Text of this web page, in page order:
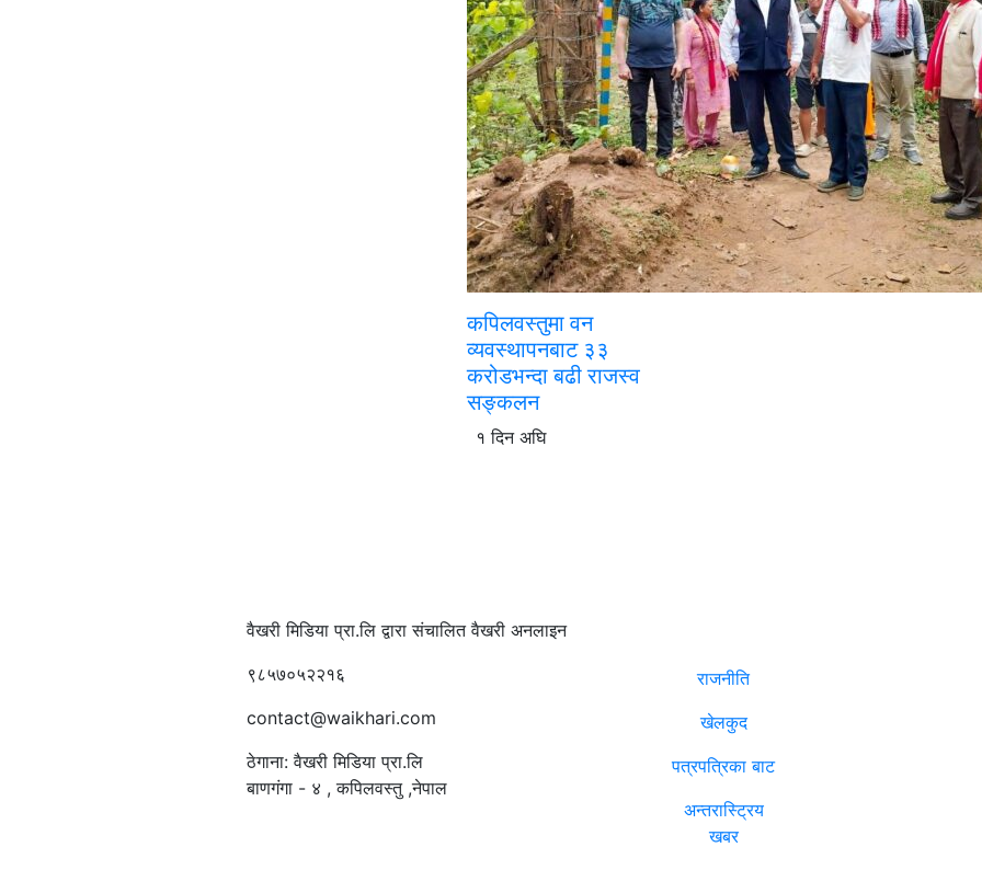
कपिलवस्तुमा वन
व्यवस्थापनबाट ३३
करोडभन्दा बढी राजस्व
सङ्कलन
१ दिन अघि
वैखरी मिडिया प्रा.लि द्वारा संचालित वैखरी अनलाइन
९८५७०५२२१६
contact@waikhari.com
ठेगाना: वैखरी मिडिया प्रा.लि
बाणगंगा - ४ , कपिलवस्तु ,नेपाल
राजनीति
खेलकुद
पत्रपत्रिका बाट
अन्तरास्ट्रिय
खबर